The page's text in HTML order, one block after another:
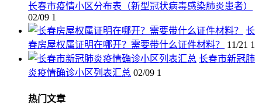
长春市疫情小区分布表（新型冠状病毒感染肺炎患者）
02/09 1
长
春房屋权属证明在哪开？需要带什么证件材料？
11/21 1
长春市新冠肺
炎疫情确诊小区列表汇总 02/09 1
热门文章